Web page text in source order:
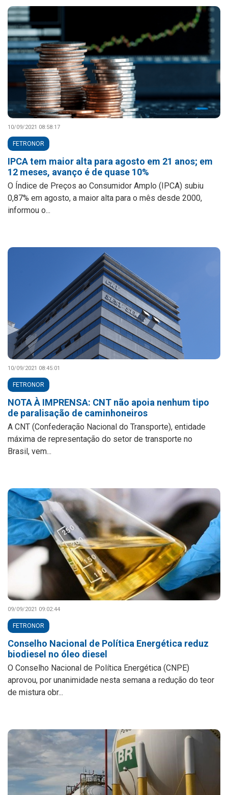
10/09/2021 08:58:17
FETRONOR
IPCA tem maior alta para agosto em 21 anos; em
12 meses, avanço é de quase 10%
O Índice de Preços ao Consumidor Amplo (IPCA) subiu
0,87% em agosto, a maior alta para o mês desde 2000,
informou o...
10/09/2021 08:45:01
FETRONOR
NOTA À IMPRENSA: CNT não apoia nenhum tipo
de paralisação de caminhoneiros
A CNT (Confederação Nacional do Transporte), entidade
máxima de representação do setor de transporte no
Brasil, vem...
09/09/2021 09:02:44
FETRONOR
Conselho Nacional de Política Energética reduz
biodiesel no óleo diesel
O Conselho Nacional de Política Energética (CNPE)
aprovou, por unanimidade nesta semana a redução do teor
de mistura obr...